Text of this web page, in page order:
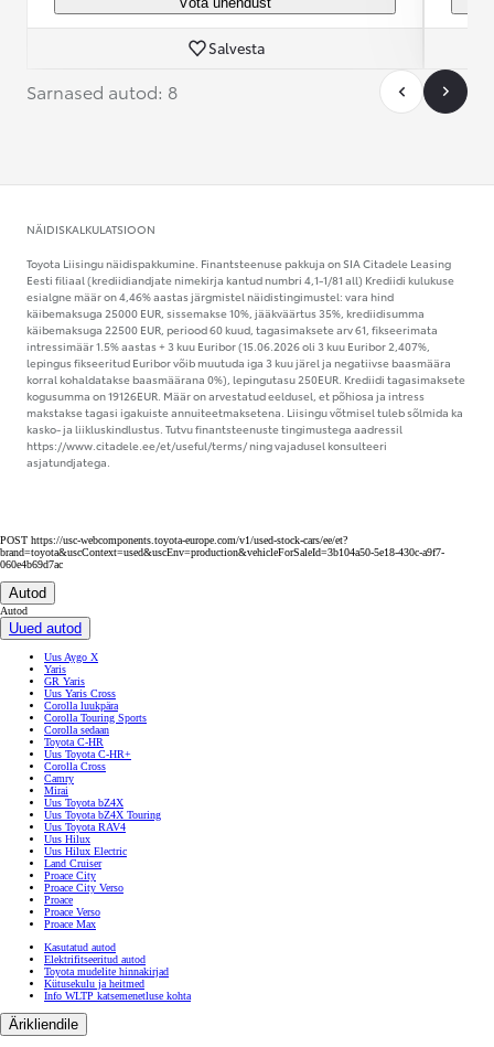
Salvesta
Sarnased autod: 8
NÄIDISKALKULATSIOON
Toyota Liisingu näidispakkumine. Finantsteenuse pakkuja on SIA Citadele Leasing
Eesti filiaal (krediidiandjate nimekirja kantud numbri 4,1-1/81 all) Krediidi kulukuse
esialgne määr on 4,46% aastas järgmistel näidistingimustel: vara hind
käibemaksuga 25000 EUR, sissemakse 10%, jääkväärtus 35%, krediidisumma
käibemaksuga 22500 EUR, periood 60 kuud, tagasimaksete arv 61, fikseerimata
intressimäär 1.5% aastas + 3 kuu Euribor (15.06.2026 oli 3 kuu Euribor 2,407%,
lepingus fikseeritud Euribor võib muutuda iga 3 kuu järel ja negatiivse baasmäära
korral kohaldatakse baasmäärana 0%), lepingutasu 250EUR. Krediidi tagasimaksete
kogusumma on 19126EUR. Määr on arvestatud eeldusel, et põhiosa ja intress
makstakse tagasi igakuiste annuiteetmaksetena. Liisingu võtmisel tuleb sõlmida ka
kasko- ja liikluskindlustus. Tutvu finantsteenuste tingimustega aadressil
https://www.citadele.ee/et/useful/terms/ ning vajadusel konsulteeri
asjatundjatega.
POST https://usc-webcomponents.toyota-europe.com/v1/used-stock-cars/ee/et?
brand=toyota&uscContext=used&uscEnv=production&vehicleForSaleId=3b104a50-5e18-430c-a9f7-
060e4b69d7ac
Autod
Autod
Uued autod
Uus Aygo X
Yaris
GR Yaris
Uus Yaris Cross
Corolla luukpära
Corolla Touring Sports
Corolla sedaan
Toyota C-HR
Uus Toyota C-HR+
Corolla Cross
Camry
Mirai
Uus Toyota bZ4X
Uus Toyota bZ4X Touring
Uus Toyota RAV4
Uus Hilux
Uus Hilux Electric
Land Cruiser
Proace City
Proace City Verso
Proace
Proace Verso
Proace Max
Kasutatud autod
Elektrifitseeritud autod
Toyota mudelite hinnakirjad
Kütusekulu ja heitmed
Info WLTP katsemenetluse kohta
Ärikliendile